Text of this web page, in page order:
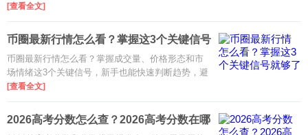
选对平台，规避常见风险。
[查看全文]
币圈最新行情怎么看？掌握这3个关键信号
就够
币圈最新行情怎么看？掌握成交量、价格形态和市
场情绪这3个关键信号，新手也能快速判断趋势，避
开追高杀跌，提升看盘决策效率。
[查看全文]
2026高考分数怎么查？2026高考分数在哪